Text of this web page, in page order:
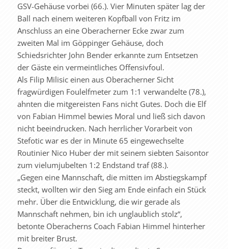
GSV-Gehäuse vorbei (66.). Vier Minuten später lag der
Ball nach einem weiteren Kopfball von Fritz im
Anschluss an eine Oberacherner Ecke zwar zum
zweiten Mal im Göppinger Gehäuse, doch
Schiedsrichter John Bender erkannte zum Entsetzen
der Gäste ein vermeintliches Offensivfoul.
Als Filip Milisic einen aus Oberacherner Sicht
fragwürdigen Foulelfmeter zum 1:1 verwandelte (78.),
ahnten die mitgereisten Fans nicht Gutes. Doch die Elf
von Fabian Himmel bewies Moral und ließ sich davon
nicht beeindrucken. Nach herrlicher Vorarbeit von
Stefotic war es der in Minute 65 eingewechselte
Routinier Nico Huber der mit seinem siebten Saisontor
zum vielumjubelten 1:2 Endstand traf (88.).
„Gegen eine Mannschaft, die mitten im Abstiegskampf
steckt, wollten wir den Sieg am Ende einfach ein Stück
mehr. Über die Entwicklung, die wir gerade als
Mannschaft nehmen, bin ich unglaublich stolz“,
betonte Oberacherns Coach Fabian Himmel hinterher
mit breiter Brust.